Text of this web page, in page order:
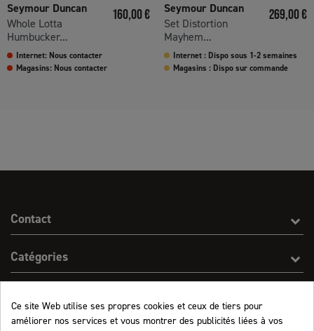
Seymour Duncan
Whole Lotta
Humbucker...
Prix
160,00 €
Internet: Nous contacter
Magasins: Nous contacter
Seymour Duncan
Set Distortion
Mayhem...
Prix
269,00 €
Internet : Dispo sous 1-2 semaines
Magasins : Dispo sur commande
Contact
Catégories
Ce site Web utilise ses propres cookies et ceux de tiers pour
améliorer nos services et vous montrer des publicités liées à vos